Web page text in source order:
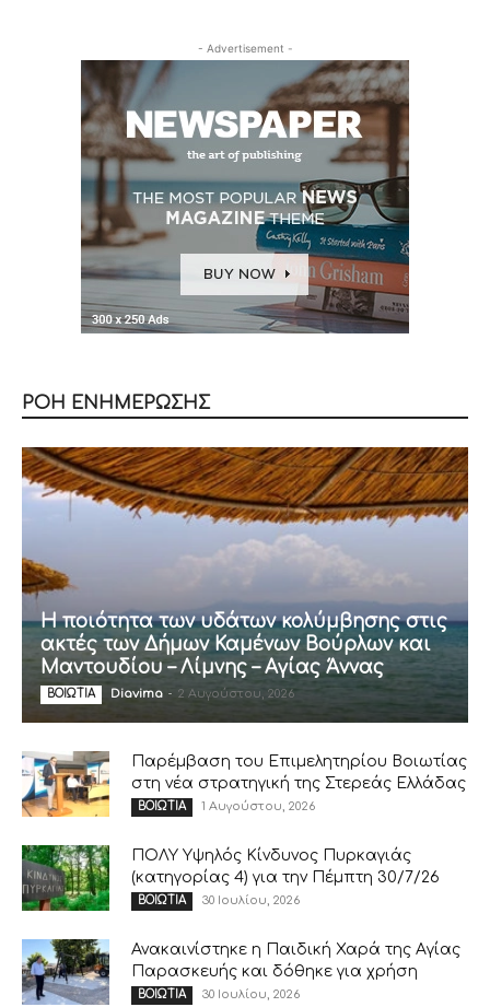
- Advertisement -
ΡΟΗ ΕΝΗΜΕΡΩΣΗΣ
Η ποιότητα των υδάτων κολύμβησης στις
ακτές των Δήμων Καμένων Βούρλων και
Μαντουδίου – Λίμνης – Αγίας Άννας
ΒΟΙΩΤΙΑ Diavima - 2 Αυγούστου, 2026
Παρέμβαση του Επιμελητηρίου Βοιωτίας
στη νέα στρατηγική της Στερεάς Ελλάδας
ΒΟΙΩΤΙΑ 1 Αυγούστου, 2026
ΠΟΛΥ Υψηλός Κίνδυνος Πυρκαγιάς
(κατηγορίας 4) για την Πέμπτη 30/7/26
ΒΟΙΩΤΙΑ 30 Ιουλίου, 2026
Ανακαινίστηκε η Παιδική Χαρά της Αγίας
Παρασκευής και δόθηκε για χρήση
ΒΟΙΩΤΙΑ 30 Ιουλίου, 2026